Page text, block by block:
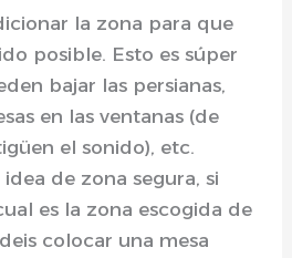
la zona para que
posible. Esto es súper
bajar las persianas,
en las ventanas (de
el sonido), etc.
de zona segura, si
es la zona escogida de
colocar una mesa